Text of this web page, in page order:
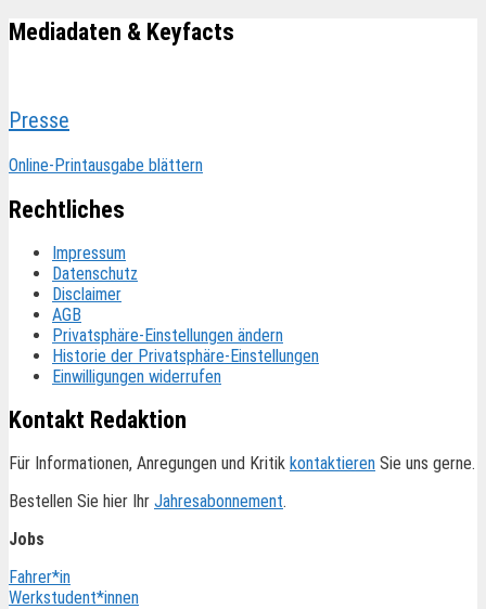
Mediadaten & Keyfacts
Presse
Online-Printausgabe blättern
Rechtliches
Impressum
Datenschutz
Disclaimer
AGB
Privatsphäre-Einstellungen ändern
Historie der Privatsphäre-Einstellungen
Einwilligungen widerrufen
Kontakt Redaktion
Für Informationen, Anregungen und Kritik kontaktieren Sie uns gerne.
Bestellen Sie hier Ihr Jahresabonnement.
Jobs
Fahrer*in
Werkstudent*innen